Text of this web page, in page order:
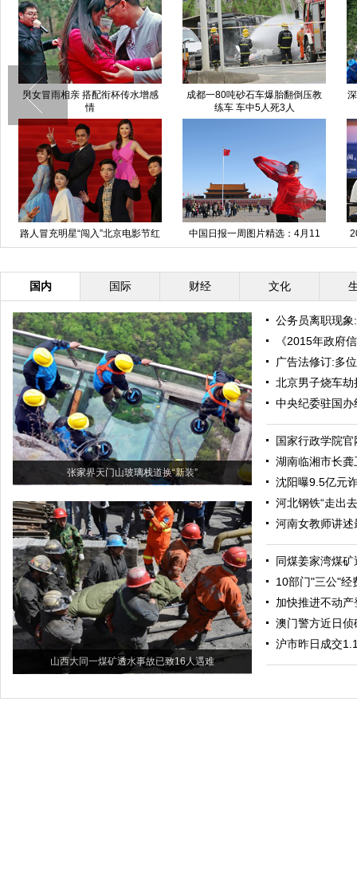
成都一80吨砂石车爆胎翻倒压教
练车 车中5人死3人
深圳一企业排污 致周边“血流成河”
中国日报一周图片精选：4月11
日-17日
2015中国国际照相机械影像器材
与技术博览会在京开幕
国内 国际 财经 文化
张家界天门山玻璃栈道换“新装”
山西大同一煤矿透水事故已致16人遇难
公务员离职现
《2015年政府
广告法修订:多
北京男子烧车
中央纪委驻国
国家行政学院
湖南临湘市长
沈阳曝9.5亿元
河北钢铁“走出
河南女教师讲
同煤姜家湾煤
10部门"三公"经
加快推进不动
澳门警方近日
沪市昨日成交